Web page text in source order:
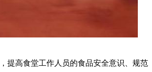
提高食堂工作人员的食品安全意识、规范